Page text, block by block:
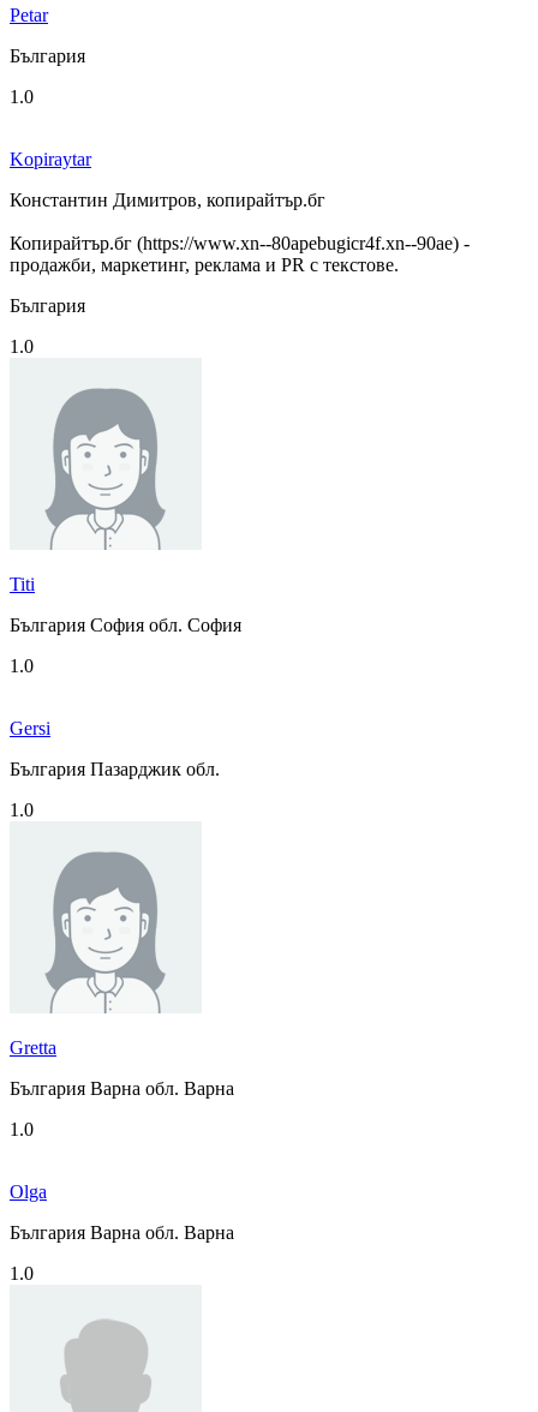
Petar
България
1.0
Kopiraytar
Константин Димитров, копирайтър.бг
Копирайтър.бг (https://www.xn--80apebugicr4f.xn--90ae) -
продажби, маркетинг, реклама и PR с текстове.
България
1.0
Titi
България София обл. София
1.0
Gersi
България Пазарджик обл.
1.0
Gretta
България Варна обл. Варна
1.0
Olga
България Варна обл. Варна
1.0